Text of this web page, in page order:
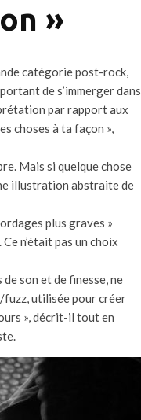
»
catégorie post-rock,
de s’immerger dans
par rapport aux
choses à ta façon »,
Mais si quelque chose
illustration abstraite de
plus graves »
n’était pas un choix
de son et de finesse, ne
fuzz, utilisée pour créer
», décrit-il tout en